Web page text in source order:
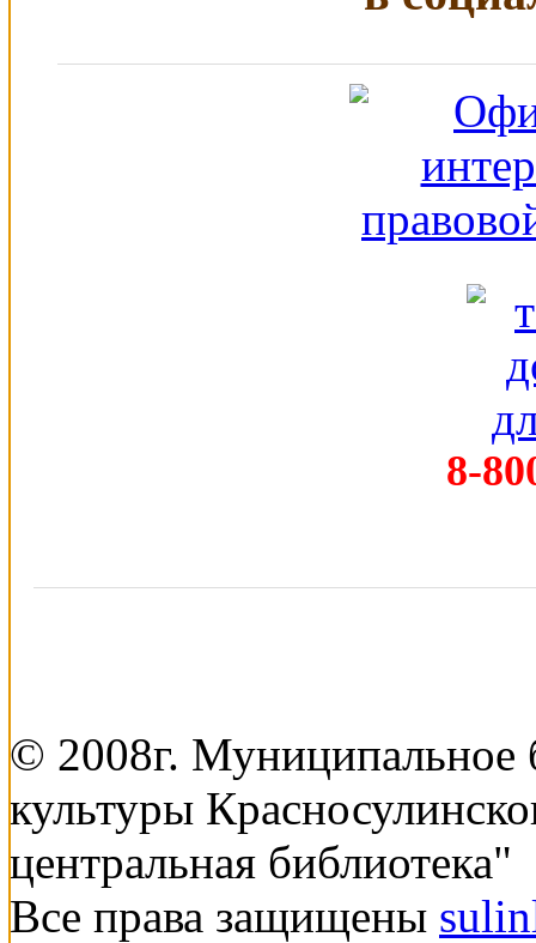
8-
© 2008г. Муниципальное
культуры
центральная библиотека"
Все права защищены